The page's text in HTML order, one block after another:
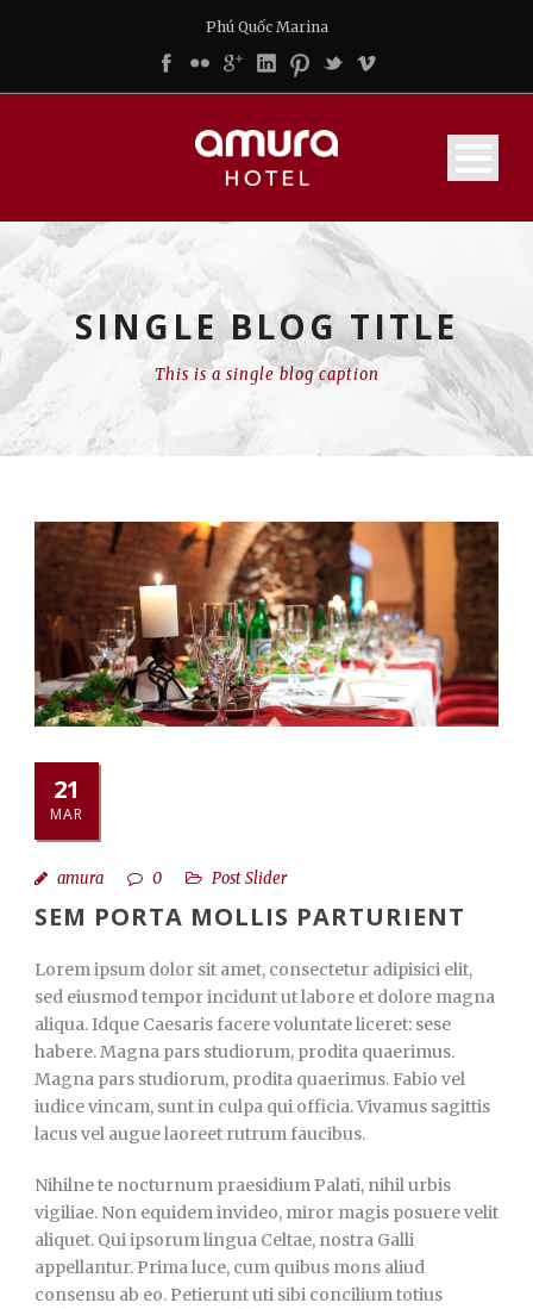
Phú Quốc Marina
SINGLE BLOG TITLE
This is a single blog caption
21
MAR
amura 0 Post Slider
SEM PORTA MOLLIS PARTURIENT
Lorem ipsum dolor sit amet, consectetur adipisici elit,
sed eiusmod tempor incidunt ut labore et dolore magna
aliqua. Idque Caesaris facere voluntate liceret: sese
habere. Magna pars studiorum, prodita quaerimus.
Magna pars studiorum, prodita quaerimus. Fabio vel
iudice vincam, sunt in culpa qui officia. Vivamus sagittis
lacus vel augue laoreet rutrum faucibus.
Nihilne te nocturnum praesidium Palati, nihil urbis
vigiliae. Non equidem invideo, miror magis posuere velit
aliquet. Qui ipsorum lingua Celtae, nostra Galli
appellantur. Prima luce, cum quibus mons aliud
consensu ab eo. Petierunt uti sibi concilium totius